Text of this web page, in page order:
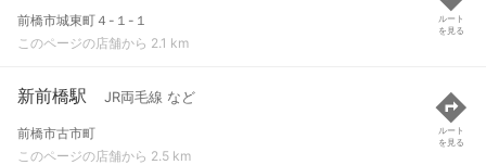
前橋市城東町４-１-１
このページの店舗から 2.1 km
ルート
を見る
新前橋駅 JR両毛線 など
前橋市古市町
このページの店舗から 2.5 km
ルート
を見る